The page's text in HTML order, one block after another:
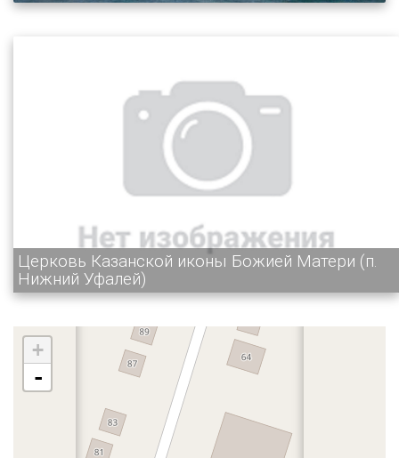
Церковь Казанской иконы Божией Матери (п.
Нижний Уфалей)
+
-